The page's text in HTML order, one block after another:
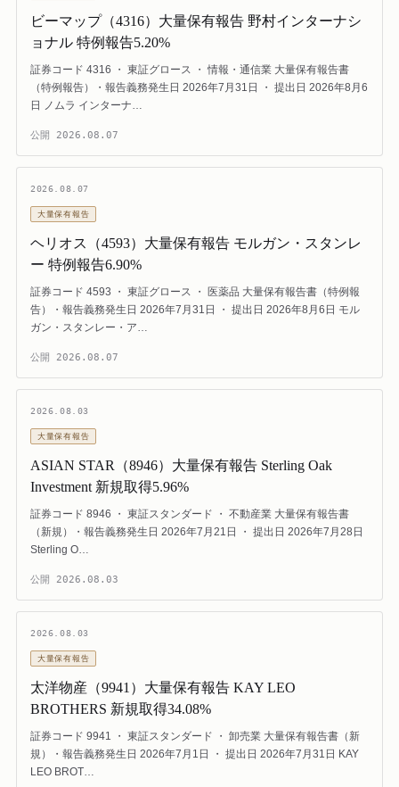
ビーマップ（4316）大量保有報告 野村インターナシ
ョナル 特例報告5.20%
証券コード 4316 ・ 東証グロース ・ 情報・通信業 大量保有報告書
（特例報告）・報告義務発生日 2026年7月31日 ・ 提出日 2026年8月6
日 ノムラ インターナ…
公開 2026.08.07
2026.08.07
大量保有報告
ヘリオス（4593）大量保有報告 モルガン・スタンレ
ー 特例報告6.90%
証券コード 4593 ・ 東証グロース ・ 医薬品 大量保有報告書（特例報
告）・報告義務発生日 2026年7月31日 ・ 提出日 2026年8月6日 モル
ガン・スタンレー・ア…
公開 2026.08.07
2026.08.03
大量保有報告
ASIAN STAR（8946）大量保有報告 Sterling Oak
Investment 新規取得5.96%
証券コード 8946 ・ 東証スタンダード ・ 不動産業 大量保有報告書
（新規）・報告義務発生日 2026年7月21日 ・ 提出日 2026年7月28日
Sterling O…
公開 2026.08.03
2026.08.03
大量保有報告
太洋物産（9941）大量保有報告 KAY LEO
BROTHERS 新規取得34.08%
証券コード 9941 ・ 東証スタンダード ・ 卸売業 大量保有報告書（新
規）・報告義務発生日 2026年7月1日 ・ 提出日 2026年7月31日 KAY
LEO BROT…